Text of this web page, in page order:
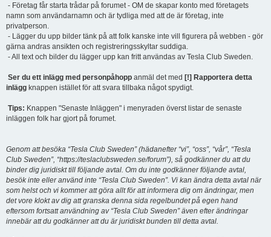
- Företag får starta trådar på forumet - OM de skapar konto med företagets
namn som användarnamn och är tydliga med att de är företag, inte
privatperson.
- Lägger du upp bilder tänk på att folk kanske inte vill figurera på webben - gör
gärna andras ansikten och registreringsskyltar suddiga.
- All text och bilder du lägger upp kan fritt användas av Tesla Club Sweden.
Ser du ett inlägg med personpåhopp anmäl det med [!] Rapportera detta
inlägg knappen istället för att svara tillbaka något spydigt.
Tips: Knappen "Senaste Inläggen" i menyraden överst listar de senaste
inläggen folk har gjort på forumet.
Genom att besöka “Tesla Club Sweden” (hädanefter “vi”, “oss”, “vår”, “Tesla
Club Sweden”, “https://teslaclubsweden.se/forum”), så godkänner du att du
binder dig juridiskt till följande avtal. Om du inte godkänner följande avtal,
besök inte eller använd inte “Tesla Club Sweden”. Vi kan ändra detta avtal när
som helst och vi kommer att göra allt för att informera dig om ändringar, men
det vore klokt av dig att granska denna sida regelbundet på egen hand
eftersom fortsatt användning av “Tesla Club Sweden” även efter ändringar
innebär att du godkänner att du är juridiskt bunden till detta avtal.